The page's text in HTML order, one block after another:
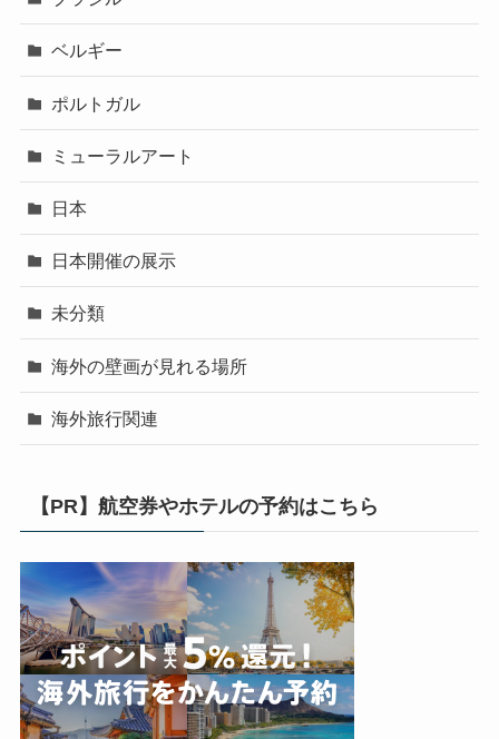
ベルギー
ポルトガル
ミューラルアート
日本
日本開催の展示
未分類
海外の壁画が見れる場所
海外旅行関連
【PR】航空券やホテルの予約はこちら